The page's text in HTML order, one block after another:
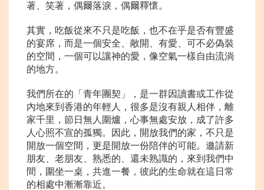
著、笑著，偶爾落淚，偶爾釋懷。
其實，吃飯從來不只是吃飯，也不在乎是否有豐盛
的宴席，而是一個安全、敞開、有愛、可不必偽裝
的空間，一個可以讓神的愛，像空氣一樣自由流淌
的地方。
我們所在的「青年團契」，是一群因讀書或工作從
內地來到香港的年輕人，很多是沒有親人相伴，離
家千里，節日無人圍爐，心事無處安放，成了許多
人心照不宣的孤獨。因此，開放我們的家，不只是
開放一個空間，更是開放一份陪伴的可能。邀請新
朋友、老朋友、熟悉的、還未熟識的，來到我們中
間，圍坐一桌，共進一餐，彼此的生命就在這日常
的相處中漸漸靠近。